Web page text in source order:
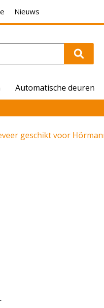
Nieuws
Automatische deuren
geschikt voor